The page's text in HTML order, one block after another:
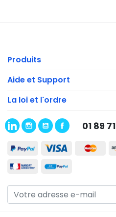
Produits
Aide et Support
La loi et l'ordre
01 89